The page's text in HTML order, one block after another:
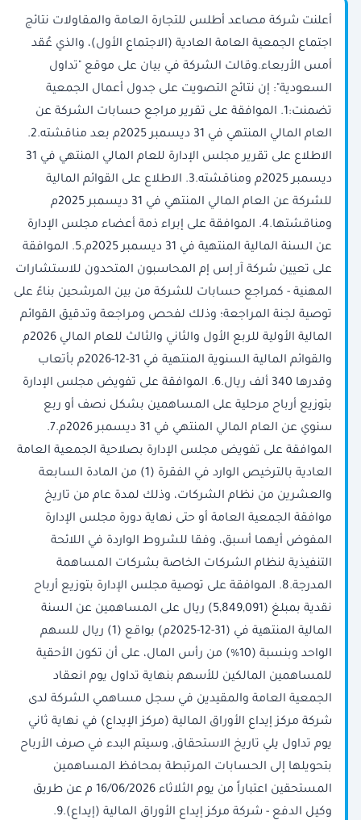
أعلنت شركة مصاعد أطلس للتجارة العامة والمقاولات نتائج
اجتماع الجمعية العامة العادية (الاجتماع الأول)، والذي عُقد
أمس الأربعاء.وقالت الشركة في بيان على موقع "تداول
السعودية": إن نتائج التصويت على جدول أعمال الجمعية
تضمنت:1. الموافقة على تقرير مراجع حسابات الشركة عن
العام المالي المنتهي في 31 ديسمبر 2025م بعد مناقشته.2.
الاطلاع على تقرير مجلس الإدارة للعام المالي المنتهي في 31
ديسمبر 2025م ومناقشته.3. الاطلاع على القوائم المالية
للشركة عن العام المالي المنتهي في 31 ديسمبر 2025م
ومناقشتها.4. الموافقة على إبراء ذمة أعضاء مجلس الإدارة
عن السنة المالية المنتهية في 31 ديسمبر 2025م.5. الموافقة
على تعيين شركة آر إس إم المحاسبون المتحدون للاستشارات
المهنية - كمراجع حسابات للشركة من بين المرشحين بناءً على
توصية لجنة المراجعة؛ وذلك لفحص ومراجعة وتدقيق القوائم
المالية الأولية للربع الأول والثاني والثالث للعام المالي 2026م
والقوائم المالية السنوية المنتهية في 31-12-2026م بأتعاب
وقدرها 340 ألف ريال.6. الموافقة على تفويض مجلس الإدارة
بتوزيع أرباح مرحلية على المساهمين بشكل نصف أو ربع
سنوي عن العام المالي المنتهي في 31 ديسمبر 2026م.7.
الموافقة على تفويض مجلس الإدارة بصلاحية الجمعية العامة
العادية بالترخيص الوارد في الفقرة (1) من المادة السابعة
والعشرين من نظام الشركات، وذلك لمدة عام من تاريخ
موافقة الجمعية العامة أو حتى نهاية دورة مجلس الإدارة
المفوض أيهما أسبق، وفقا للشروط الواردة في اللائحة
التنفيذية لنظام الشركات الخاصة بشركات المساهمة
المدرجة.8. الموافقة على توصية مجلس الإدارة بتوزيع أرباح
نقدية بمبلغ (5,849,091) ريال على المساهمين عن السنة
المالية المنتهية في (31-12-2025م) بواقع (1) ريال للسهم
الواحد وبنسبة (10%) من رأس المال، على أن تكون الأحقية
للمساهمين المالكين للأسهم بنهاية تداول يوم انعقاد
الجمعية العامة والمقيدين في سجل مساهمي الشركة لدى
شركة مركز إيداع الأوراق المالية (مركز الإيداع) في نهاية ثاني
يوم تداول يلي تاريخ الاستحقاق, وسيتم البدء في صرف الأرباح
بتحويلها إلى الحسابات المرتبطة بمحافظ المساهمين
المستحقين اعتباراً من يوم الثلاثاء 16/06/2026 م عن طريق
وكيل الدفع - شركة مركز إيداع الأوراق المالية (إيداع).9.